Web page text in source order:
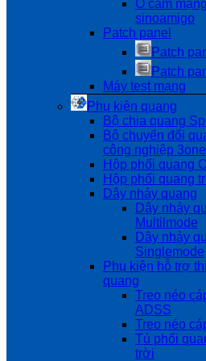
Ổ cắm
sinoamigo
Patch panel
Patch
Patch
Máy test mạng
Phụ kiện quang
Bộ chia quang
Bộ chuyển đổi
công nghiệp
Hộp phối quang
Hộp phối quang
Dây nhảy quang
Dây nhảy
Multilmode
Dây nhảy
Singlemode
Phụ kiện hỗ trợ
quang
Treo néo
ADSS
Treo néo
Tủ phối
trời